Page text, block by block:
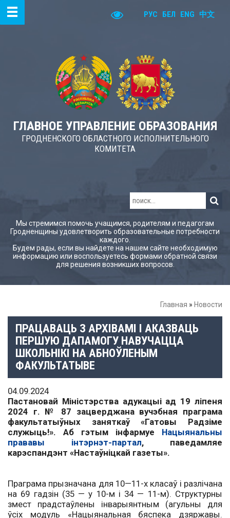
РУС БЕЛ ENG 中文
ГЛАВНОЕ УПРАВЛЕНИЕ ОБРАЗОВАНИЯ
ГРОДНЕНСКОГО ОБЛАСТНОГО ИСПОЛНИТЕЛЬНОГО
КОМИТЕТА
Мы стремимся помочь учащимся, родителям и педагогам
Гродненщины удовлетворить образовательные потребности
каждого.
Будем рады, если вы найдете на нашем сайте необходимую
информацию или воспользуетесь формами обратной связи
для решения возникших вопросов.
Главная » Новости
ПРАЦАВАЦЬ З АРХІВАМІ І АКАЗВАЦЬ
ПЕРШУЮ ДАПАМОГУ НАВУЧАЦЦА
ШКОЛЬНІКІ НА АБНОЎЛЕНЫМ
ФАКУЛЬТАТЫВЕ
04.09.2024
Пастановай Міністэрства адукацыі ад 19 ліпеня
2024 г. № 87 зацверджана вучэбная праграма
факультатыўных заняткаў «Гатовы Радзіме
служыць!». Аб гэтым інфармуе Нацыянальны
прававы інтэрнэт-партал, паведамляе
карэспандэнт «Настаўніцкай газеты».
Праграма прызначана для 10—11-х класаў і разлічана
на 69 гадзін (35 — у 10-м і 34 — 11-м). Структурны
змест прадстаўлены інварыянтным (агульны для
ўсіх модуль «Нацыянальная бяспека дзяржавы.